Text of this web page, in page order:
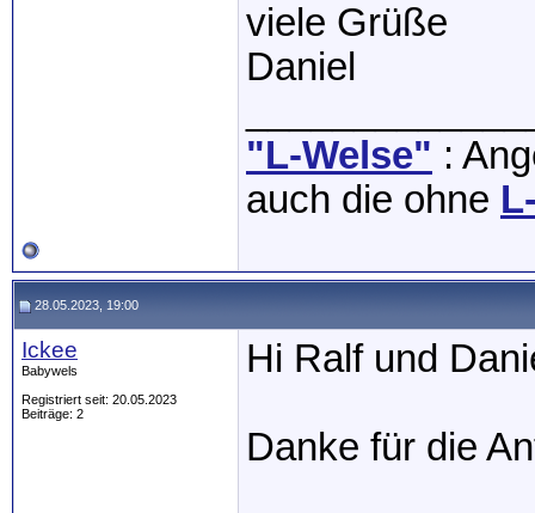
viele Grüße
Daniel
"L-Welse" :
auch die ohne
28.05.2023, 19:00
Ickee
Babywels
Registriert seit: 20.05.2023
Beiträge: 2
Hi Ralf und
Danke für die